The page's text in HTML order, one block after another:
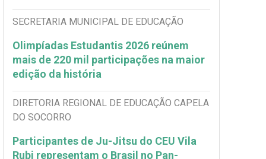
SECRETARIA MUNICIPAL DE EDUCAÇÃO
Olimpíadas Estudantis 2026 reúnem
mais de 220 mil participações na maior
edição da história
DIRETORIA REGIONAL DE EDUCAÇÃO CAPELA
DO SOCORRO
Participantes de Ju-Jitsu do CEU Vila
Rubi representam o Brasil no Pan-